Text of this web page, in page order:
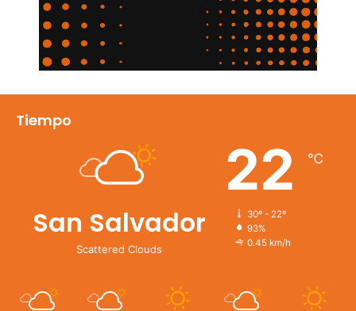
Tiempo
San Salvador
Scattered Clouds
22 ℃
30º - 22º
93%
0.45 km/h